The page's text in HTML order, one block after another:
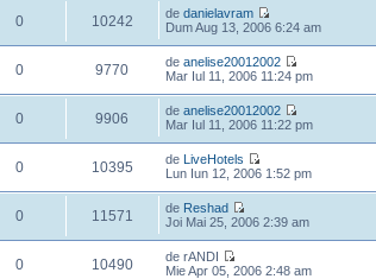
0 10242 de danielavram
Dum Aug 13, 2006 6:24 am
0 9770 de anelise20012002
Mar Iul 11, 2006 11:24 pm
0 9906 de anelise20012002
Mar Iul 11, 2006 11:22 pm
0 10395 de LiveHotels
Lun Iun 12, 2006 1:52 pm
0 11571 de Reshad
Joi Mai 25, 2006 2:39 am
0 10490
de rANDI
Mie Apr 05, 2006 2:48 am